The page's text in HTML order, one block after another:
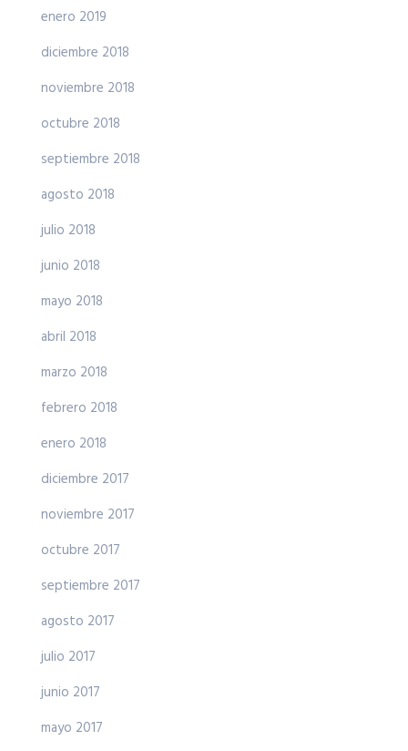
enero 2019
diciembre 2018
noviembre 2018
octubre 2018
septiembre 2018
agosto 2018
julio 2018
junio 2018
mayo 2018
abril 2018
marzo 2018
febrero 2018
enero 2018
diciembre 2017
noviembre 2017
octubre 2017
septiembre 2017
agosto 2017
julio 2017
junio 2017
mayo 2017